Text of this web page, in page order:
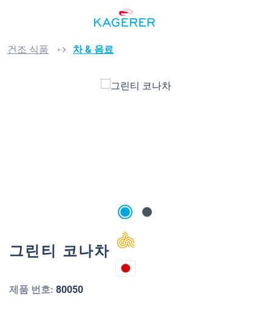
건조 식품 차 & 음료
그린티 코나차
제품 번호: 80050